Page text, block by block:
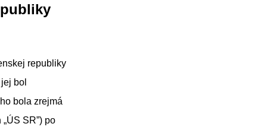
republiky
bol
bola zrejmá
SR”) po